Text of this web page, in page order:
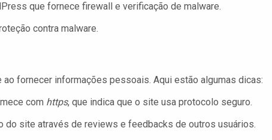
que fornece firewall e verificação de malware.
contra malware.
fornecer informações pessoais. Aqui estão algumas dicas:
com https, que indica que o site usa protocolo seguro.
do site através de reviews e feedbacks de outros usuários.